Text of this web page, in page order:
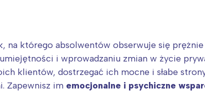
na którego absolwentów obserwuje się
i wprowadzaniu zmian w życie
klientów, dostrzegać ich mocne i słabe
Zapewnisz im emocjonalne i psychiczne